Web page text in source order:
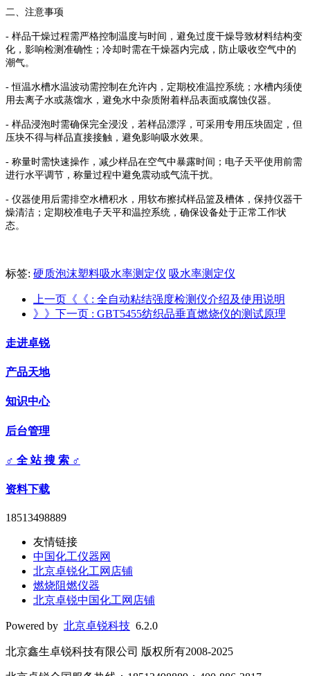
二、注意事项
- 样品干燥过程需严格控制温度与时间，避免过度干燥导致材料结构变
化，影响检测准确性；冷却时需在干燥器内完成，防止吸收空气中的
潮气。
- 恒温水槽水温波动需控制在允许内，定期校准温控系统；水槽内须使
用去离子水或蒸馏水，避免水中杂质附着样品表面或腐蚀仪器。
- 样品浸泡时需确保完全浸没，若样品漂浮，可采用专用压块固定，但
压块不得与样品直接接触，避免影响吸水效果。
- 称量时需快速操作，减少样品在空气中暴露时间；电子天平使用前需
进行水平调节，称量过程中避免震动或气流干扰。
- 仪器使用后需排空水槽积水，用软布擦拭样品篮及槽体，保持仪器干
燥清洁；定期校准电子天平和温控系统，确保设备处于正常工作状
态。
标签: 硬质泡沫塑料吸水率测定仪 吸水率测定仪
上一页《《 : 全自动粘结强度检测仪介绍及使用说明
》》下一页 : GBT5455纺织品垂直燃烧仪的测试原理
走进卓锐
产品天地
知识中心
后台管理
♂ 全 站 搜 索 ♂
资料下载
18513498889
友情链接
中国化工仪器网
北京卓锐化工网店铺
燃烧阻燃仪器
北京卓锐中国化工网店铺
Powered by 北京卓锐科技 6.2.0
北京鑫生卓锐科技有限公司 版权所有2008-2025